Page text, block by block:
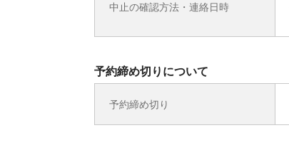
中止の確認方法・連絡日時
予約締め切りについて
予約締め切り